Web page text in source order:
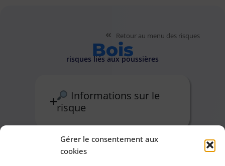
Gérer le consentement aux
cookies
Retour au menu des risques
Bois
risques liés aux poussières
Informations sur le
risque
Préconisations